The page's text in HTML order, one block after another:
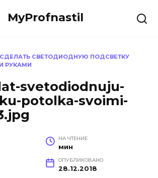
MyProfnastil
СДЕЛАТЬ СВЕТОДИОДНУЮ ПОДСВЕТКУ
РУКАМИ
svetodiodnuju-
potolka-svoimi-
НА ЧТЕНИЕ
мин
ОПУБЛИКОВАНО
28.12.2018